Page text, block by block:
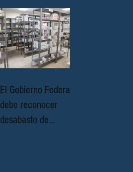
El Gobierno Federal
debe reconocer
desabasto de